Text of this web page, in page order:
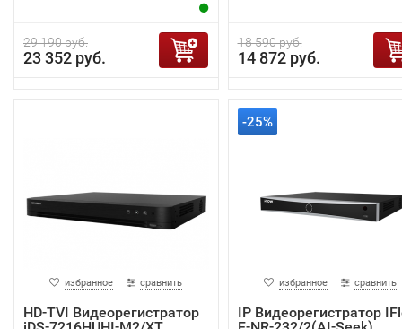
29 190 руб.
23 352 руб.
18 590 руб.
14 872 руб.
избранное сравнить
HD-TVI Видеорегистратор
-25%
избранное сравнить
IP Видеорегистратор